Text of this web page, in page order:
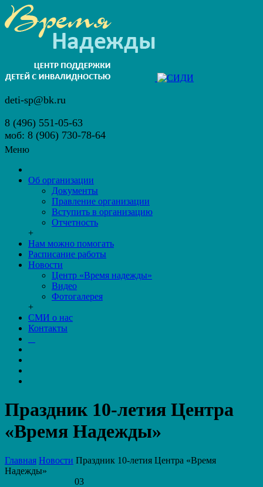
deti-sp@bk.ru
8 (496) 551-05-63
моб: 8 (906) 730-78-64
Меню
Об организации
Документы
Правление организации
Вступить в организацию
Отчетность
+
Нам можно помогать
Расписание работы
Новости
Центр «Время надежды»
Видео
Фотогалерея
+
СМИ о нас
Контакты
Праздник 10-летия Центра
«Время Надежды»
Главная Новости Праздник 10-летия Центра «Время
Надежды»
03